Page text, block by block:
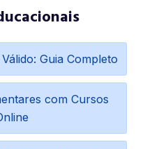
Guia Completo
com Cursos